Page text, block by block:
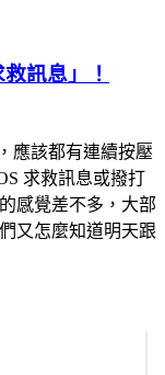
訊息」！
應該都有連續按壓
求救訊息或撥打
感覺差不多，大部
又怎麼知道明天跟